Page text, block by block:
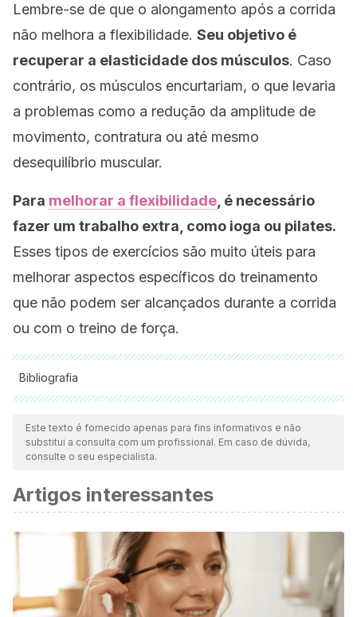
Lembre-se de que o alongamento após a corrida
não melhora a flexibilidade. Seu objetivo é
recuperar a elasticidade dos músculos. Caso
contrário, os músculos encurtariam, o que levaria
a problemas como a redução da amplitude de
movimento, contratura ou até mesmo
desequilíbrio muscular.
Para melhorar a flexibilidade , é necessário
fazer um trabalho extra, como ioga ou pilates.
Esses tipos de exercícios são muito úteis para
melhorar aspectos específicos do treinamento
que não podem ser alcançados durante a corrida
ou com o treino de força.
Bibliografia
Todas as fontes citadas foram minuciosamente revisadas por
nossa equipe para garantir sua qualidade, confiabilidade,
atualidade e validade. A bibliografia deste artigo foi
cientificamente.
Naranjo Orellana J, Centeno Prada R. Bases fisiológicas
del entrenamiento deportivo. Sevilla: Wanceulen Editorial
Deportiva; 2000.
David G. Behm, Anthony J. Blazevich, Anthony D. Kay, and
Malachy McHugh. Acute effects of muscle stretching on
Este texto é fornecido apenas para fins informativos e não
substitui a consulta com um profissional. Em caso de dúvida,
consulte o seu especialista.
Artigos interessantes